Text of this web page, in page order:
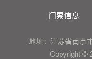
门票信息
地址：江苏省南京
Copyright ©